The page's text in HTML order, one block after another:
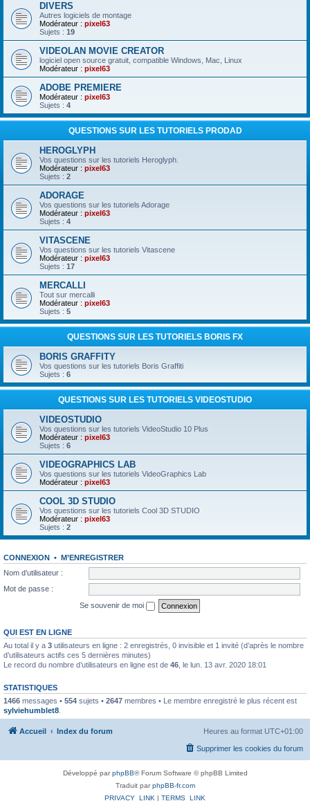
DIVERS
Autres logiciels de montage
Modérateur : pixel63
Sujets : 19
VIDEOLAN MOVIE CREATOR
logiciel open source gratuit, compatible Windows, Mac, Linux
Modérateur : pixel63
ADOBE PREMIERE
Modérateur : pixel63
Sujets : 4
QUESTIONS SUR LES TUTORIELS PRODAD
HEROGLYPH
Vos questions sur les tutoriels Heroglyph.
Modérateur : pixel63
Sujets : 2
ADORAGE
Vos questions sur les tutoriels Adorage
Modérateur : pixel63
Sujets : 4
VITASCENE
Vos questions sur les tutoriels Vitascene
Modérateur : pixel63
Sujets : 17
MERCALLI
Tout sur mercalli
Modérateur : pixel63
Sujets : 5
QUESTIONS SUR LES TUTORIELS BORIS FX
BORIS GRAFFITY
Vos questions sur les tutoriels Boris Graffiti
Sujets : 6
QUESTIONS SUR LES TUTORIELS VIDEOSTUDIO
VIDEOSTUDIO
Vos questions sur les tutoriels VideoStudio 10 Plus
Modérateur : pixel63
Sujets : 6
VIDEOGRAPHICS LAB
Vos questions sur les tutoriels VideoGraphics Lab
Modérateur : pixel63
COOL 3D STUDIO
Vos questions sur les tutoriels Cool 3D STUDIO
Modérateur : pixel63
Sujets : 2
CONNEXION • M’ENREGISTRER
Nom d’utilisateur :
Mot de passe :
Se souvenir de moi
QUI EST EN LIGNE
Au total il y a 3 utilisateurs en ligne : 2 enregistrés, 0 invisible et 1 invité (d’après le nombre
d’utilisateurs actifs ces 5 dernières minutes)
Le record du nombre d’utilisateurs en ligne est de 46 , le lun. 13 avr. 2020 18:01
STATISTIQUES
1466 messages • 554 sujets • 2647 membres • Le membre enregistré le plus récent est
sylviehumblet8
Accueil Index du forum Heures au format UTC+01:00
Supprimer les cookies du forum
Développé parphpBB® Forum Software © phpBB Limited
Traduit parphpBB-fr.com
PRIVACY_LINK | TERMS_LINK